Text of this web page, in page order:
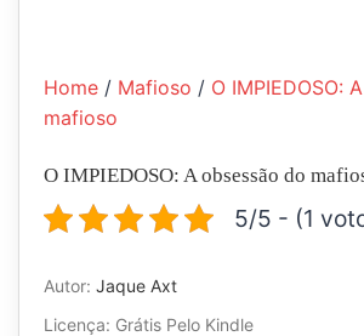
Home / Mafioso / O IMPIEDOSO:
mafioso
O IMPIEDOSO: A obsessão do
5/5 - (1
Autor: Jaque Axt
Licença: Grátis Pelo Kindle